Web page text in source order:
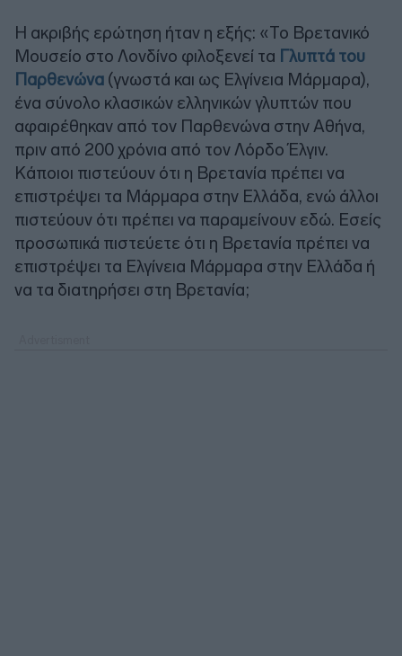
Η ακριβής ερώτηση ήταν η εξής: «Το Βρετανικό
Μουσείο στο Λονδίνο φιλοξενεί τα Γλυπτά του
Παρθενώνα (γνωστά και ως Ελγίνεια Μάρμαρα),
ένα σύνολο κλασικών ελληνικών γλυπτών που
αφαιρέθηκαν από τον Παρθενώνα στην Αθήνα,
πριν από 200 χρόνια από τον Λόρδο Έλγιν.
Κάποιοι πιστεύουν ότι η Βρετανία πρέπει να
επιστρέψει τα Μάρμαρα στην Ελλάδα, ενώ άλλοι
πιστεύουν ότι πρέπει να παραμείνουν εδώ. Εσείς
προσωπικά πιστεύετε ότι η Βρετανία πρέπει να
επιστρέψει τα Ελγίνεια Μάρμαρα στην Ελλάδα ή
να τα διατηρήσει στη Βρετανία;